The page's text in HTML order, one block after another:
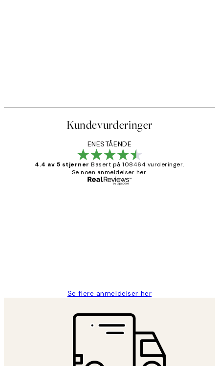
Kundevurderinger
ENESTÅENDE
4.4 av 5 stjerner Basert på 108464 vurderinger.
Se noen anmeldelser her.
Se flere anmeldelser her